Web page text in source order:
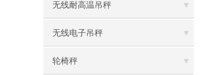
无线耐高温吊秤
无线电子吊秤
轮椅秤